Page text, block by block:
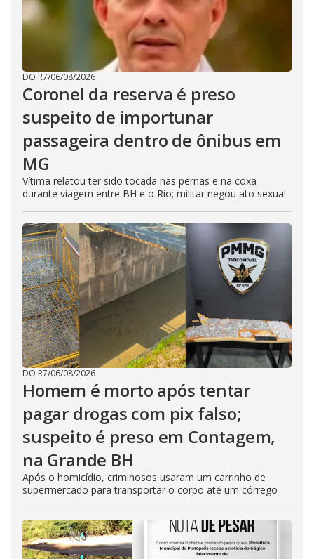
DO R7/06/08/2026
Coronel da reserva é preso
suspeito de importunar
passageira dentro de ônibus em
MG
Vítima relatou ter sido tocada nas pernas e na coxa
durante viagem entre BH e o Rio; militar negou ato sexual
DO R7/06/08/2026
Homem é morto após tentar
pagar drogas com pix falso;
suspeito é preso em Contagem,
na Grande BH
Após o homicídio, criminosos usaram um carrinho de
supermercado para transportar o corpo até um córrego